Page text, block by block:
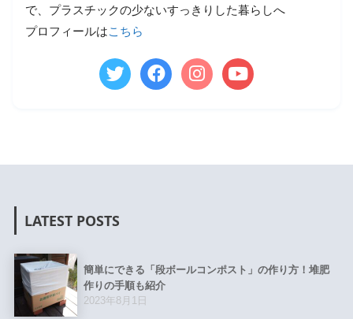
で、プラスチックの少ないすっきりした暮らしへ
プロフィールはこちら
LATEST POSTS
簡単にできる「段ボールコンポスト」の作り方！堆肥
作りの手順も紹介
2023年8月1日